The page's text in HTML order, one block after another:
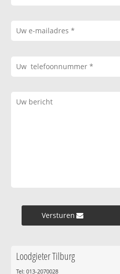
Versturen »
Loodgieter Tilburg
Tel: 013-2070028